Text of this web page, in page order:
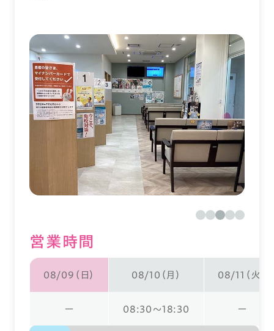
営業時間
08/09（日） 08/10（月） 08/11（火）
ー 08:30～18:30 ー